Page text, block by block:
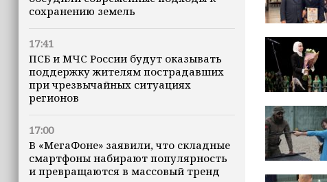
сохранению земель
17:41
ПСБ и МЧС России будут оказывать
поддержку жителям пострадавших
при чрезвычайных ситуациях
регионов
17:00
В «МегаФоне» заявили, что складные
смартфоны набирают популярность
и превращаются в массовый тренд